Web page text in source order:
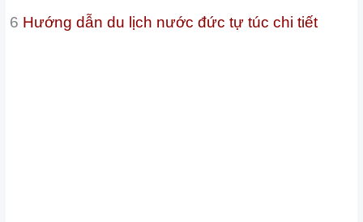
6 Hướng dẫn du lịch nước đức tự túc chi tiết